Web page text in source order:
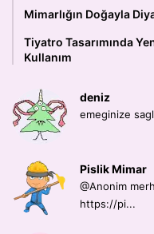
Mimarlığın Doğayla
Tiyatro Tasarımında
Kullanım
deniz
emeginize
Pislik Mimar
@Anonim
https://pi...